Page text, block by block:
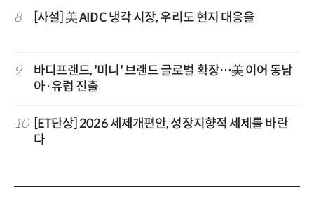
8 [사설] 美 AIDC 냉각 시장, 우리도 현지 대응을
9
바디프랜드, '미니' 브랜드 글로벌 확장…美 이어 동남
아·유럽 진출
10
[ET단상] 2026 세제개편안, 성장지향적 세제를 바란
다